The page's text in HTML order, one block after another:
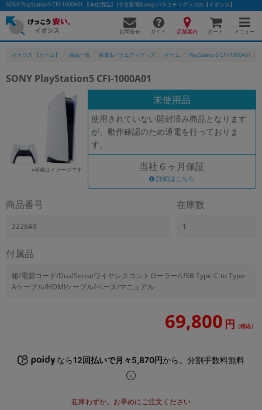
SONY PlayStation5 CFI-1000A01 【未使用品】|中古家電&amp;バラエティグッズの【イオシス】
お問合せ ガイド 店舗案内 カート メニュー
イオシス 【ホーム】 商品一覧 家電&バラエティグッズ ゲーム PlayStation5 CFI-1000A01
SONY PlayStation5 CFI-1000A01
※画像はイメージです
未使用品
使用されていない開封済み商品となります
が、動作確認のため通電を行っておりま
す。
当社６ヶ月保証
詳細はこちら
商品番号
222843
在庫数
1
付属品
箱/電源コード/DualSenseワイヤレスコントローラー/USB Type-C to Type-
Aケーブル/HDMIケーブル/ベース/マニュアル
69,800 円 （税込）
なら12回払いで月々5,870円から。分割手数料無料
在庫わずか。お早めにご注文ください
かんたんパソコン検索に切り替える
除外ワード
カテゴリー
商品シリーズ名・ブランド名の絞り込み。
メーカー